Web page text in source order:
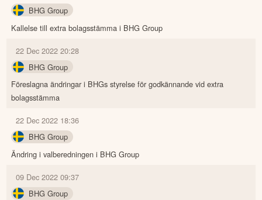
BHG Group
Kallelse till extra bolagsstämma i BHG Group
22 Dec 2022 20:28
BHG Group
Föreslagna ändringar i BHGs styrelse för godkännande vid extra
bolagsstämma
22 Dec 2022 18:36
BHG Group
Ändring i valberedningen i BHG Group
09 Dec 2022 09:37
BHG Group